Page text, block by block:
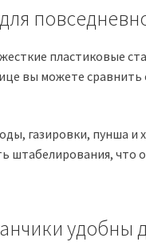
пластиковые
вы можете сравнить
газировки, пунша
штабелирования, что
удобны